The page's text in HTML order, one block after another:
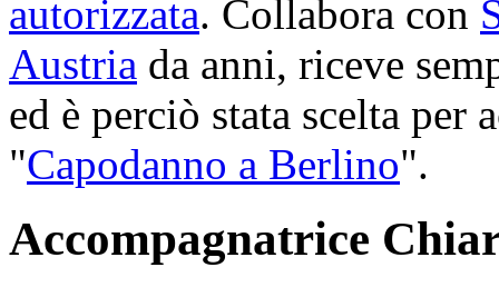
autorizzata. Collabora con
Austria da anni, riceve
ed è perciò stata scelta per
"Capodanno a Berlino".
Accompagnatrice